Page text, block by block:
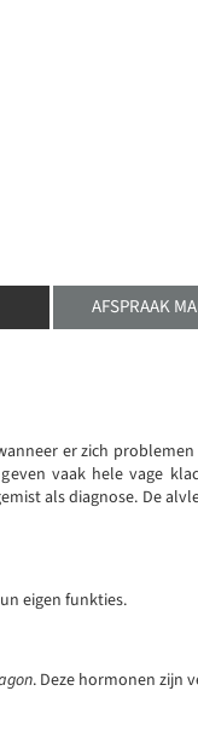
AFSPRAAK
er zich
vaak hele vage
als diagnose. De
eigen funkties.
. Deze hormonen zijn